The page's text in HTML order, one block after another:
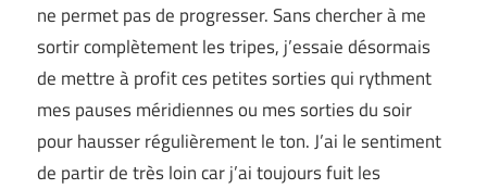
ne permet pas de progresser. Sans chercher à me
sortir complètement les tripes, j’essaie désormais
de mettre à profit ces petites sorties qui rythment
mes pauses méridiennes ou mes sorties du soir
pour hausser régulièrement le ton. J’ai le sentiment
de partir de très loin car j’ai toujours fuit les